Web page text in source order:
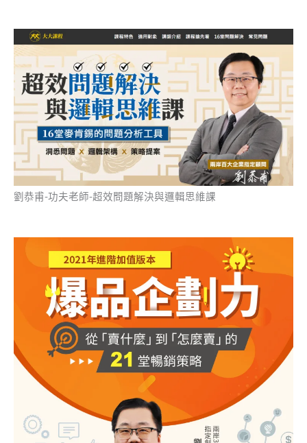
劉恭甫-功夫老師-超效問題解決與邏輯思維課